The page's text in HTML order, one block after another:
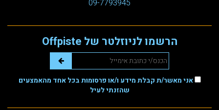
הרשמו לניוזלטר של Offpiste
אני מאשר/ת קבלת מידע ו/או פרסומות בכל אחד מהאמצעים
שהזנתי לעיל
09-7793945